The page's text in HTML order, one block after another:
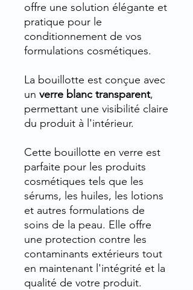
offre une solution élégante et
pratique pour le
conditionnement de vos
formulations cosmétiques.
La bouillotte est conçue avec
un verre blanc transparent,
permettant une visibilité claire
du produit à l'intérieur.
Cette bouillotte en verre est
parfaite pour les produits
cosmétiques tels que les
sérums, les huiles, les lotions
et autres formulations de
soins de la peau. Elle offre
une protection contre les
contaminants extérieurs tout
en maintenant l'intégrité et la
qualité de votre produit.